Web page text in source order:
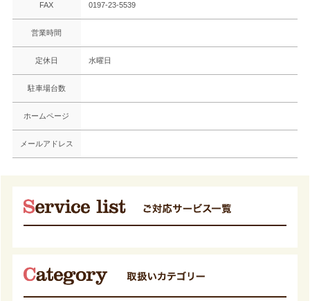
FAX 0197-23-5539
営業時間
定休日 水曜日
駐車場台数
ホームページ
メールアドレス